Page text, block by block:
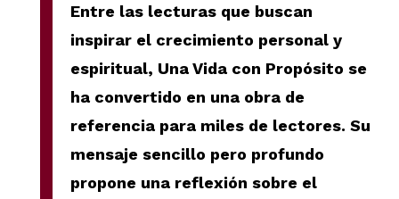
Entre las lecturas que buscan
inspirar el crecimiento personal y
espiritual, Una Vida con Propósito se
ha convertido en una obra de
referencia para miles de lectores. Su
mensaje sencillo pero profundo
propone una reflexión sobre el